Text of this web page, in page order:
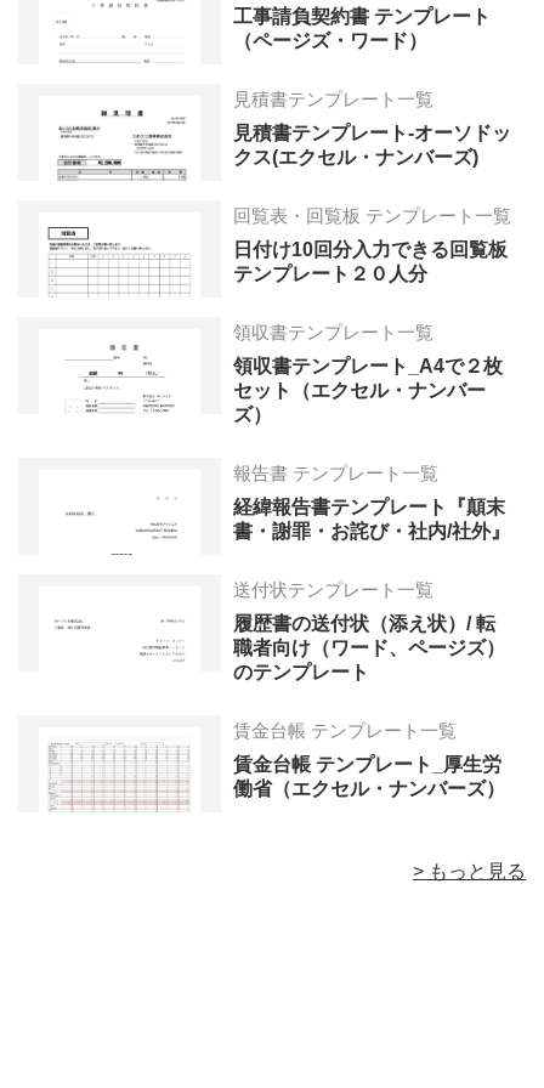
工事請負契約書 テンプレート
（ページズ・ワード）
見積書テンプレート一覧
見積書テンプレート-オーソドッ
クス(エクセル・ナンバーズ)
回覧表・回覧板 テンプレート一覧
日付け10回分入力できる回覧板
テンプレート２０人分
領収書テンプレート一覧
領収書テンプレート_A4で２枚
セット（エクセル・ナンバー
ズ）
報告書 テンプレート一覧
経緯報告書テンプレート『顛末
書・謝罪・お詫び・社内/社外』
送付状テンプレート一覧
履歴書の送付状（添え状）/ 転
職者向け（ワード、ページズ）
のテンプレート
賃金台帳 テンプレート一覧
賃金台帳 テンプレート_厚生労
働省（エクセル・ナンバーズ）
> もっと見る